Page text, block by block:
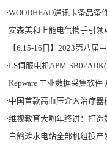
·WOODHEAD通讯卡备品备件：
·安森美和上能电气携手引领可持续能源应用的发
· 【6.15-16日】2023第八届
·LS伺服电机APM-SB02ADK
·Kepware 工业数据采集软件
·中国首款高血压介入治疗器
·维视教育大咖年终讲：打造
·白鹤滩水电站全部机组投产发电 世界最大清洁能源走